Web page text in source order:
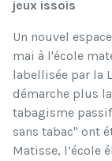
jeux issois
Un nouvel
mai à l'école
labellisée par la
démarche plus
tabagisme
sans tabac" ont
Matisse, l’école